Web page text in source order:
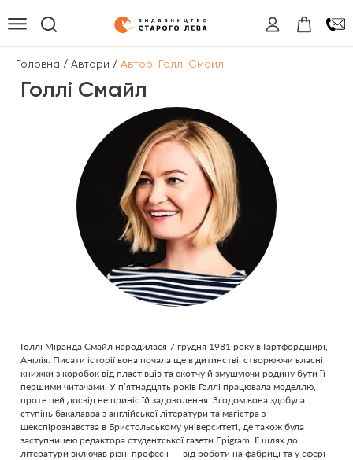
Головна / Автори / Автор: Голлі Смайл
Голлі Смайл
Голлі Міранда Смайл народилася 7 грудня 1981 року в Гартфордширі,
Англія. Писати історії вона почала ще в дитинстві, створюючи власні
книжки з коробок від пластівців та скотчу й змушуючи родину бути її
першими читачами. У п’ятнадцять років Голлі працювала моделлю,
проте цей досвід не приніс їй задоволення. Згодом вона здобула
ступінь бакалавра з англійської літератури та магістра з
шекспірознавства в Бристольському університеті, де також була
заступницею редактора студентської газети Epigram. Її шлях до
літератури включав різні професії — від роботи на фабриці та у сфері